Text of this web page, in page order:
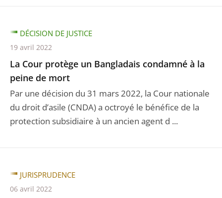
La Cour protège un Bangladais condamné à la
peine de mort
Par une décision du 31 mars 2022, la Cour nationale
du droit d’asile (CNDA) a octroyé le bénéfice de la
protection subsidiaire à un ancien agent d ...
DÉCISION DE JUSTICE
19 avril 2022
JURISPRUDENCE
06 avril 2022